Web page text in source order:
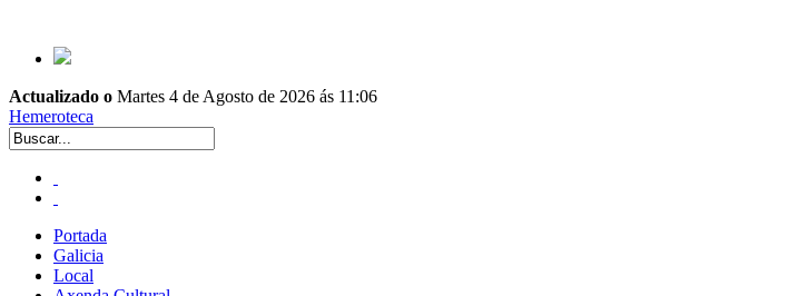
Actualizado o Martes 4 de Agosto de 2026 ás 11:06
Hemeroteca
Portada
Galicia
Local